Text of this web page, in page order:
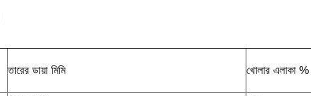
তারের ডায়া মিমি খোলার এলাকা %